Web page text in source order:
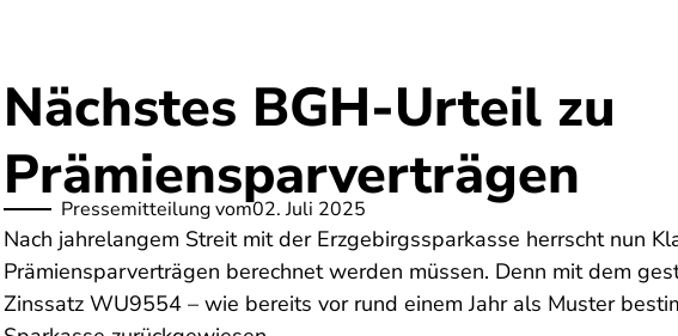
Nächstes BGH-Urteil zu
Prämiensparverträgen
Pressemitteilung vom02. Juli 2025
Nach jahrelangem Streit mit der Erzgebirgssparkasse herrscht nun
Prämiensparverträgen berechnet werden müssen. Denn mit dem
Zinssatz WU9554 – wie bereits vor rund einem Jahr als Muster